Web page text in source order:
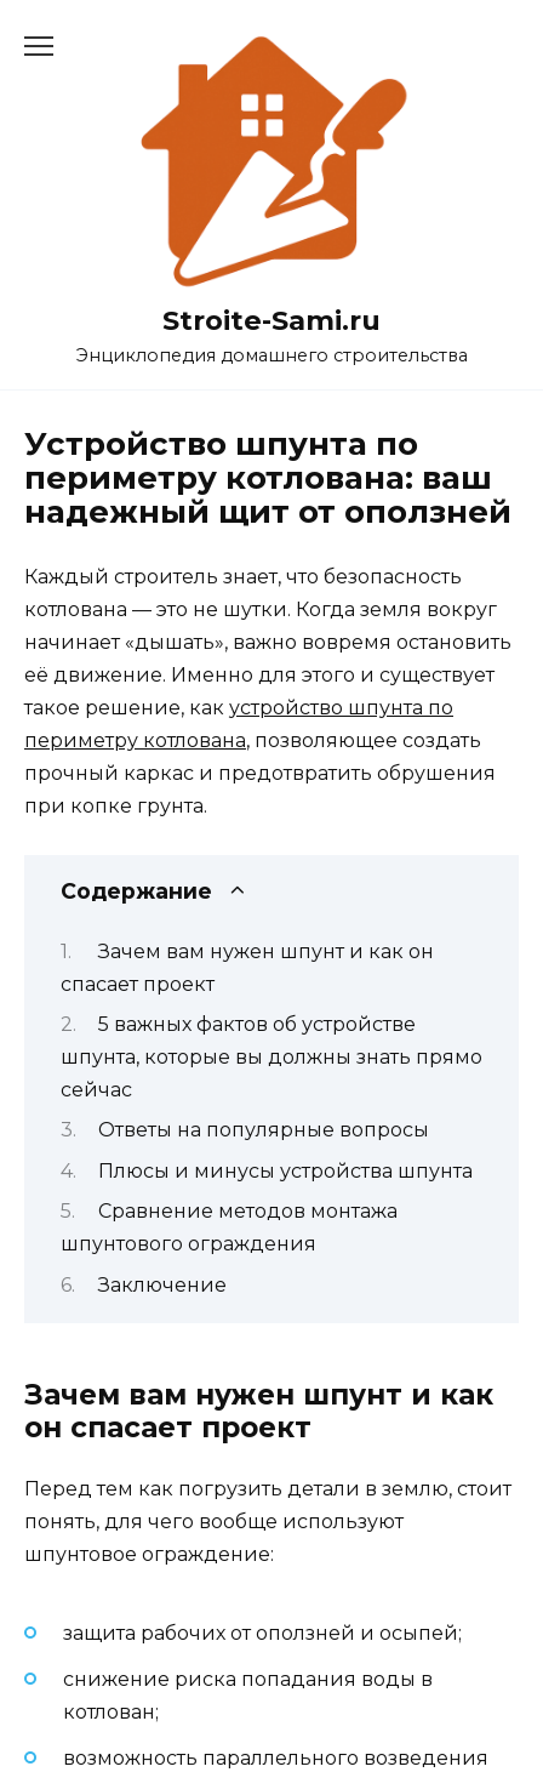
Stroite-Sami.ru
Энциклопедия домашнего строительства
Устройство шпунта по
периметру котлована: ваш
надежный щит от оползней
Каждый строитель знает, что безопасность
котлована — это не шутки. Когда земля вокруг
начинает «дышать», важно вовремя остановить
её движение. Именно для этого и существует
такое решение, как устройство шпунта по
периметру котлована, позволяющее создать
прочный каркас и предотвратить обрушения
при копке грунта.
Содержание
Зачем вам нужен шпунт и как он
спасает проект
5 важных фактов об устройстве
шпунта, которые вы должны знать прямо
сейчас
Ответы на популярные вопросы
Плюсы и минусы устройства шпунта
Сравнение методов монтажа
шпунтового ограждения
Заключение
Зачем вам нужен шпунт и как
он спасает проект
Перед тем как погрузить детали в землю, стоит
понять, для чего вообще используют
шпунтовое ограждение:
защита рабочих от оползней и осыпей;
снижение риска попадания воды в
котлован;
возможность параллельного возведения